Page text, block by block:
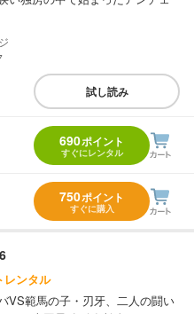
試し読み
690ポイント
すぐにレンタル
750ポイント
すぐに購入
レンタル
VS範馬の子・刃牙、二人の闘い